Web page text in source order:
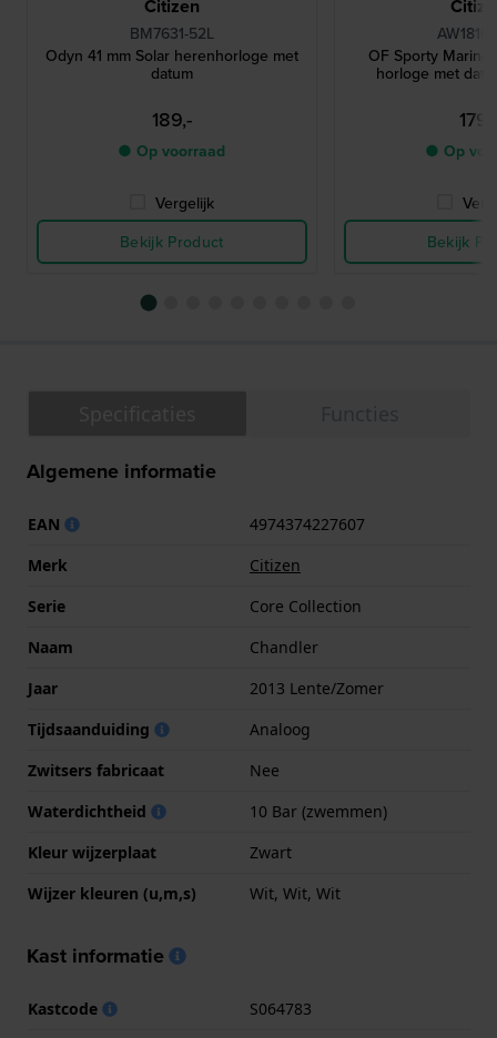
Citizen
BM7631-52L
Odyn 41 mm Solar herenhorloge met
datum
189,-
● Op voorraad
Vergelijk
Bekijk Product
OF Sporty Marine
horloge met
179,-
● Op
Bekijk
Algemene informatie
EAN
4974374227607
Merk
Citizen
Serie
Core Collection
Naam
Chandler
Jaar
2013 Lente/Zomer
Tijdsaanduiding
Analoog
Zwitsers fabricaat
Nee
Waterdichtheid
10 Bar (zwemmen)
Kleur wijzerplaat
Zwart
Wijzer kleuren (u,m,s)
Wit, Wit, Wit
Kast informatie
Kastcode
S064783